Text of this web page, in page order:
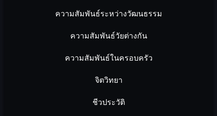
ความสัมพันธ์ระหว่างวัฒนธรรม
ความสัมพันธ์วัยต่างกัน
ความสัมพันธ์ในครอบครัว
จิตวิทยา
ชีวประวัติ